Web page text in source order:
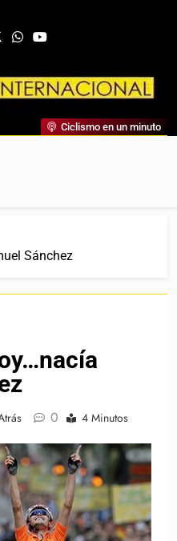
Entrevistas, Análisis,
Ciclista De Referencia.
Ciclismo en un minuto
Sánchez
0 4 Minutos